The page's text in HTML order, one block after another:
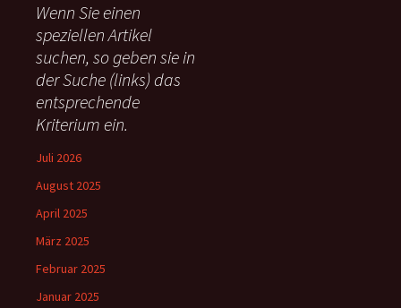
n
n
a
c
:
Wenn Sie einen
speziellen Artikel
suchen, so geben sie in
der Suche (links) das
entsprechende
Kriterium ein.
Juli 2026
August 2025
April 2025
März 2025
Februar 2025
Januar 2025